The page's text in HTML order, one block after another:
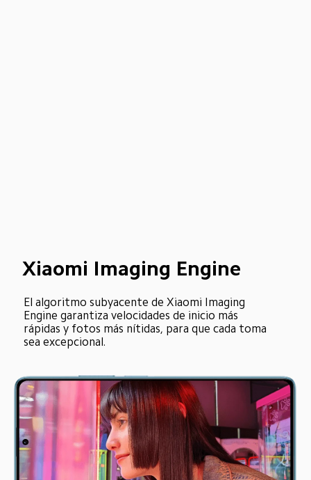
Xiaomi Imaging Engine
El algoritmo subyacente de Xiaomi Imaging
Engine garantiza velocidades de inicio más
rápidas y fotos más nítidas, para que cada toma
sea excepcional.